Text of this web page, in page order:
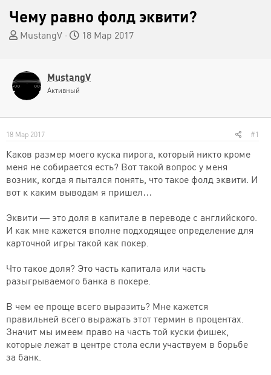
Чему равно фолд эквити?
А
о
р
м
ы
MustangV
Д
н
а
а
18 Мар 2017
MustangV
Активный
18 Мар 2017 #1
Каков размер моего куска пирога, который никто кроме
меня не собирается есть? Вот такой вопрос у меня
возник, когда я пытался понять, что такое фолд эквити. И
вот к каким выводам я пришел…
Эквити — это доля в капитале в переводе с английского.
И как мне кажется вполне подходящее определение для
карточной игры такой как покер.
Что такое доля? Это часть капитала или часть
разыгрываемого банка в покере.
В чем ее проще всего выразить? Мне кажется
правильней всего выражать этот термин в процентах.
Значит мы имеем право на часть той куски фишек,
которые лежат в центре стола если участвуем в борьбе
за банк.